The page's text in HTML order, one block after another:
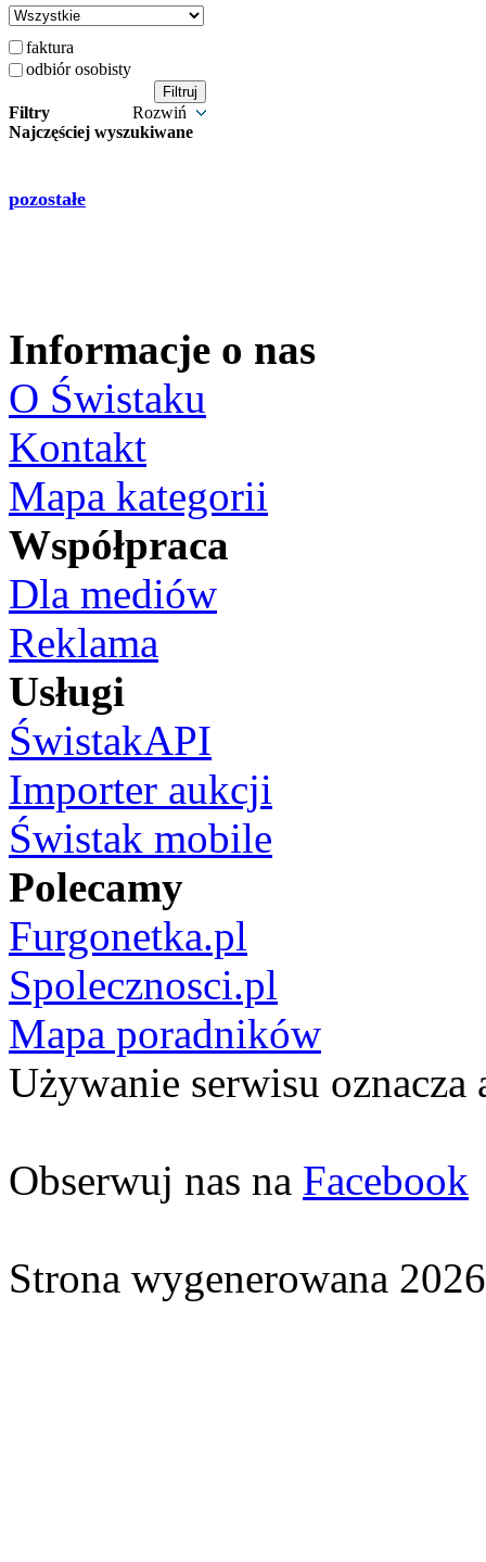
faktura
odbiór osobisty
Filtry
Rozwiń
Najczęściej wyszukiwane
pozostałe
Informacje o nas
O Świstaku
Kontakt
Mapa kategorii
Współpraca
Dla mediów
Reklama
Usługi
ŚwistakAPI
Importer aukcji
Świstak mobile
Polecamy
Furgonetka.pl
Spolecznosci.pl
Mapa poradników
Używanie serwisu oznacza
Obserwuj nas na Facebook
Strona wygenerowana